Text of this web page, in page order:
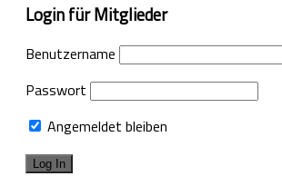
Login für Mitglieder
Benutzername
Passwort
Angemeldet bleiben